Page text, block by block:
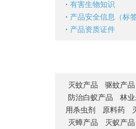
· 有害生物知识
· 产品安全信息（标
· 产品资质证件
灭蚊产品 驱蚊产品
防治白蚁产品
林业
用杀虫剂
原料药
灭蟑产品
灭蚁产品